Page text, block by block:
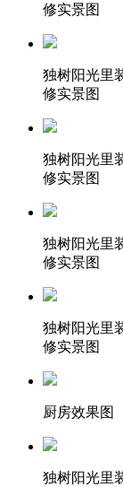
修实景图
独树阳光里
修实景图
独树阳光里
修实景图
独树阳光里
修实景图
独树阳光里
修实景图
厨房效果图
独树阳光里